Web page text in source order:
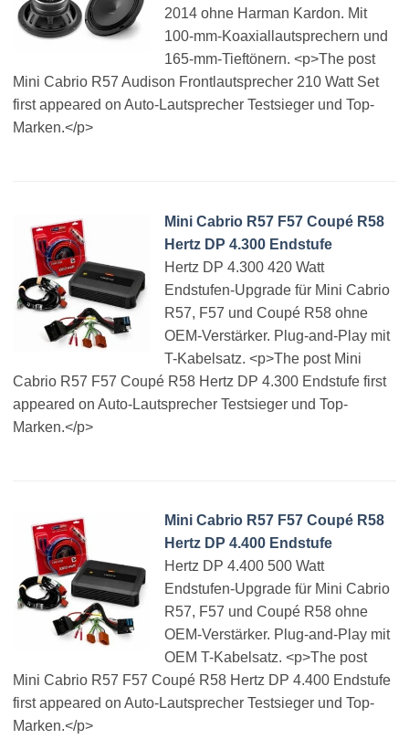
2014 ohne Harman Kardon. Mit
100-mm-Koaxiallautsprechern und
165-mm-Tieftönern. <p>The post
Mini Cabrio R57 Audison Frontlautsprecher 210 Watt Set
first appeared on Auto-Lautsprecher Testsieger und Top-
Marken.</p>
Mini Cabrio R57 F57 Coupé R58
Hertz DP 4.300 Endstufe
Hertz DP 4.300 420 Watt
Endstufen-Upgrade für Mini Cabrio
R57, F57 und Coupé R58 ohne
OEM-Verstärker. Plug-and-Play mit
T-Kabelsatz. <p>The post Mini
Cabrio R57 F57 Coupé R58 Hertz DP 4.300 Endstufe first
appeared on Auto-Lautsprecher Testsieger und Top-
Marken.</p>
Mini Cabrio R57 F57 Coupé R58
Hertz DP 4.400 Endstufe
Hertz DP 4.400 500 Watt
Endstufen-Upgrade für Mini Cabrio
R57, F57 und Coupé R58 ohne
OEM-Verstärker. Plug-and-Play mit
OEM T-Kabelsatz. <p>The post
Mini Cabrio R57 F57 Coupé R58 Hertz DP 4.400 Endstufe
first appeared on Auto-Lautsprecher Testsieger und Top-
Marken.</p>